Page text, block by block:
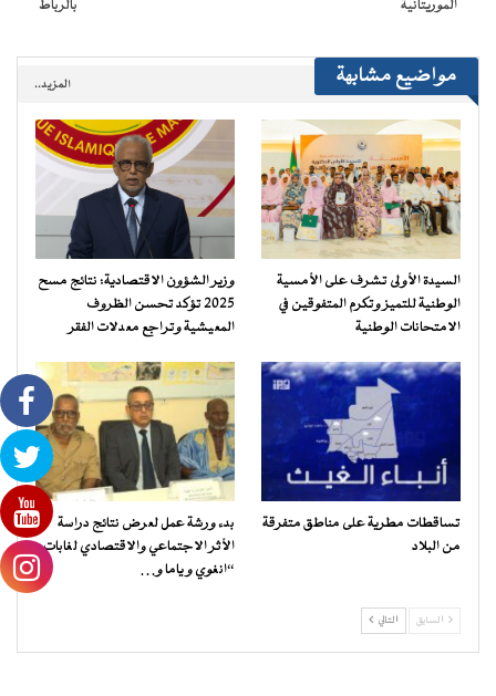
الموريتانية
بالرباط
مواضيع مشابهة المزيد..
السيدة الأولى تشرف على الأمسية
الوطنية للتميز وتكرم المتفوقين في
الامتحانات الوطنية
وزير الشؤون الاقتصادية: نتائج مسح
2025 تؤكد تحسن الظروف
المعيشية وتراجع معدلات الفقر
تساقطات مطرية على مناطق متفرقة
من البلاد
بدء ورشة عمل لعرض نتائج دراسة
الأثر الاجتماعي والاقتصادي لغابات
“انغوي و ياما و…
السابق التالي